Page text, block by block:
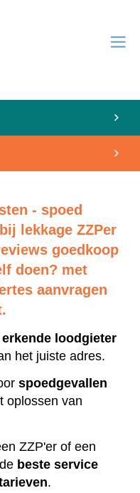
- spoed
lekkage ZZPer
goedkoop
doen? met
aanvragen
erkende loodgieter
het juiste adres.
spoedgevallen
oplossen van
ZZP'er of een
beste service
.